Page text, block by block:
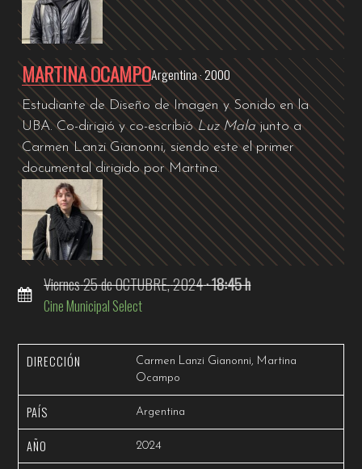
MARTINA OCAMPOArgentina · 2000
Estudiante de Diseño de Imagen y Sonido en la
UBA. Co-dirigió y co-escribióLuz Malajunto a
Carmen Lanzi Gianonni, siendo este el primer
documental dirigido por Martina.
Viernes25de OCTUBRE,2024· 18:45 h
Cine Municipal Select
DIRECCIÓN
Carmen Lanzi Gianonni, Martina
Ocampo
PAÍS Argentina
AÑO 2024